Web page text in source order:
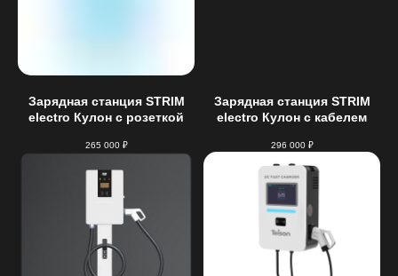
Зарядная станция STRIM
electro Кулон с розеткой
265 000 ₽
Зарядная станция STRIM
electro Кулон с кабелем
296 000 ₽